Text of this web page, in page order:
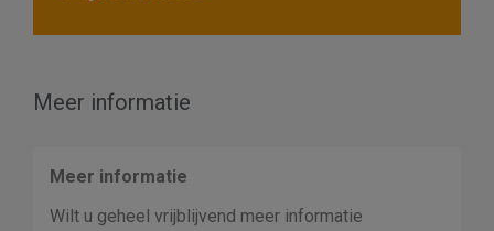
Meer informatie
Meer informatie
Wilt u geheel vrijblijvend meer informatie